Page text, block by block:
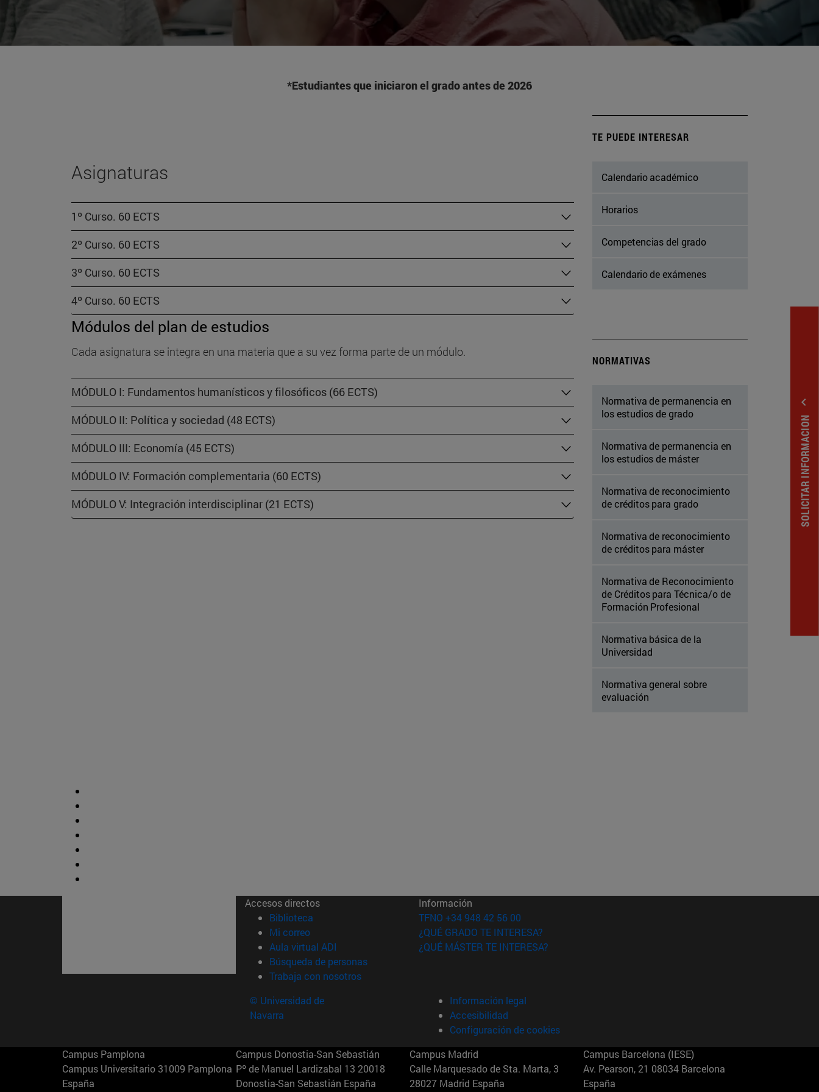
SOLICITAR INFORMACION
expand_less
*Estudiantes que iniciaron el grado antes de 2026
Asignaturas
1º Curso. 60 ECTS
2º Curso. 60 ECTS
3º Curso. 60 ECTS
4º Curso. 60 ECTS
Módulos del plan de estudios
Cada asignatura se integra en una materia que a su vez forma parte de un módulo.
MÓDULO I: Fundamentos humanísticos y filosóficos (66 ECTS)
MÓDULO II: Política y sociedad (48 ECTS)
MÓDULO III: Economía (45 ECTS)
MÓDULO IV: Formación complementaria (60 ECTS)
MÓDULO V: Integración interdisciplinar (21 ECTS)
TE PUEDE INTERESAR
Calendario académico
Horarios
Competencias del grado
Calendario de exámenes
NORMATIVAS
Normativa de permanencia en
los estudios de grado
Normativa de permanencia en
los estudios de máster
Normativa de reconocimiento
de créditos para grado
Normativa de reconocimiento
de créditos para máster
Normativa de Reconocimiento
de Créditos para Técnica/o de
Formación Profesional
Normativa básica de la
Universidad
Normativa general sobre
evaluación
Accesos directos
Biblioteca (abre en nueva ventana)
Mi correo(abre en nueva ventana)
Aula virtual ADI (abre en nueva ventana)
Búsqueda de personas(abre en nueva ventana)
Trabaja con nosotros(abre en nueva ventana)
Información
TFNO +34 948 42 56 00
¿QUÉ GRADO TE INTERESA?
¿QUÉ MÁSTER TE INTERESA?
© Universidad de
Navarra
Información legal
Accesibilidad
Configuración de cookies
Campus Pamplona
Campus Universitario 31009 Pamplona
España
Campus Donostia-San Sebastián
Pº de Manuel Lardizabal 13 20018
Donostia-San Sebastián España
Campus Madrid
Calle Marquesado de Sta. Marta, 3
28027 Madrid España
Campus Barcelona (IESE)
Av. Pearson, 21 08034 Barcelona
España